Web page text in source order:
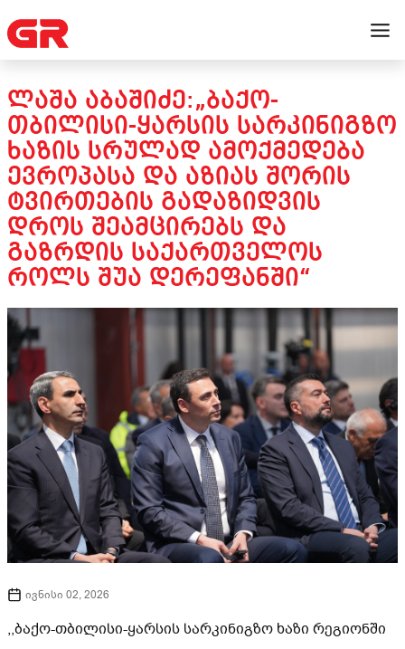
ᲚᲐᲨᲐ ᲐᲑᲐᲨᲘᲫᲔ:„ᲑᲐᲥᲝ-
ᲗᲑᲘᲚᲘᲡᲘ-ᲧᲐᲠᲡᲘᲡ ᲡᲐᲠᲙᲘᲜᲘᲒᲖᲝ
ᲮᲐᲖᲘᲡ ᲡᲠᲣᲚᲐᲓ ᲐᲛᲝᲥᲛᲔᲓᲔᲑᲐ
ᲔᲕᲠᲝᲞᲐᲡᲐ ᲓᲐ ᲐᲖᲘᲐᲡ ᲨᲝᲠᲘᲡ
ᲢᲕᲘᲠᲗᲔᲑᲘᲡ ᲒᲐᲓᲐᲖᲘᲓᲕᲘᲡ
ᲓᲠᲝᲡ ᲨᲔᲐᲛᲪᲘᲠᲔᲑᲡ ᲓᲐ
ᲒᲐᲖᲠᲓᲘᲡ ᲡᲐᲥᲐᲠᲗᲕᲔᲚᲝᲡ
ᲠᲝᲚᲡ ᲨᲣᲐ ᲓᲔᲠᲔᲤᲐᲜᲨᲘ“
ივნისი 02, 2026
,,ბაქო-თბილისი-ყარსის სარკინიგზო ხაზი რეგიონში